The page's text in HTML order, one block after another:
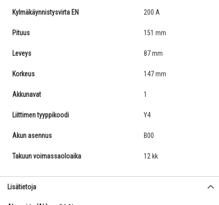
Kylmäkäynnistysvirta EN 200 A
Pituus 151 mm
Leveys 87 mm
Korkeus 147 mm
Akkunavat 1
Liittimen tyyppikoodi Y4
Akun asennus B00
Takuun voimassaoloaika 12 kk
Lisätietoja